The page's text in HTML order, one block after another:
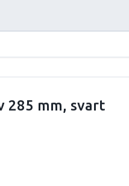
285 mm, svart